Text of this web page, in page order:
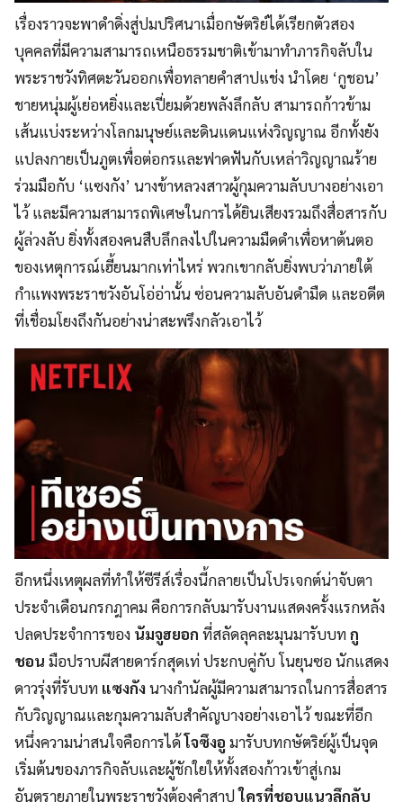
เรื่องราวจะพาดำดิ่งสู่ปมปริศนาเมื่อกษัตริย์ได้เรียกตัวสอง
บุคคลที่มีความสามารถเหนือธรรมชาติเข้ามาทำภารกิจลับใน
พระราชวังทิศตะวันออกเพื่อทลายคำสาปแช่ง นำโดย ‘กูชอน’
ชายหนุ่มผู้เย่อหยิ่งและเปี่ยมด้วยพลังลึกลับ สามารถก้าวข้าม
เส้นแบ่งระหว่างโลกมนุษย์และดินแดนแห่งวิญญาณ อีกทั้งยัง
แปลงกายเป็นภูตเพื่อต่อกรและฟาดฟันกับเหล่าวิญญาณร้าย
ร่วมมือกับ ‘แซงกัง’ นางข้าหลวงสาวผู้กุมความลับบางอย่างเอา
ไว้ และมีความสามารถพิเศษในการได้ยินเสียงรวมถึงสื่อสารกับ
ผู้ล่วงลับ ยิ่งทั้งสองคนสืบลึกลงไปในความมืดดำเพื่อหาต้นตอ
ของเหตุการณ์เฮี้ยนมากเท่าไหร่ พวกเขากลับยิ่งพบว่าภายใต้
กำแพงพระราชวังอันโอ่อ่านั้น ซ่อนความลับอันดำมืด และอดีต
ที่เชื่อมโยงถึงกันอย่างน่าสะพรึงกลัวเอาไว้
อีกหนึ่งเหตุผลที่ทำให้ซีรีส์เรื่องนี้กลายเป็นโปรเจกต์น่าจับตา
ประจำเดือนกรกฎาคม คือการกลับมารับงานแสดงครั้งแรกหลัง
ปลดประจำการของ นัมจูฮยอก ที่สลัดลุคละมุนมารับบทกู
ชอน มือปราบผีสายดาร์กสุดเท่ ประกบคู่กับ โนยุนซอ นักแสดง
ดาวรุ่งที่รับบท แซงกังนางกำนัลผู้มีความสามารถในการสื่อสาร
กับวิญญาณและกุมความลับสำคัญบางอย่างเอาไว้ ขณะที่อีก
หนึ่งความน่าสนใจคือการได้โจซึงอู มารับบทกษัตริย์ผู้เป็นจุด
เริ่มต้นของภารกิจลับและผู้ชักใยให้ทั้งสองก้าวเข้าสู่เกม
อันตรายภายในพระราชวังต้องคำสาปใครที่ชอบแนวลึกลับ